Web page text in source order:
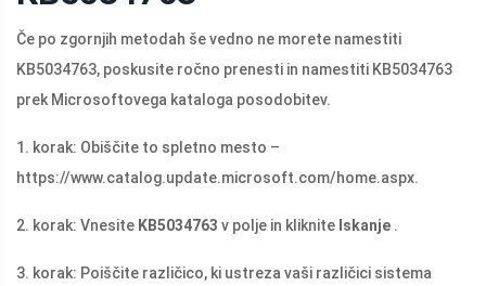
Če po zgornjih metodah še vedno ne morete namestiti
KB5034763, poskusite ročno prenesti in namestiti KB5034763
prek Microsoftovega kataloga posodobitev.
1. korak: Obiščite to spletno mesto –
https://www.catalog.update.microsoft.com/home.aspx.
2. korak: Vnesite KB5034763 v polje in kliknite Iskanje .
3. korak: Poiščite različico, ki ustreza vaši različici sistema